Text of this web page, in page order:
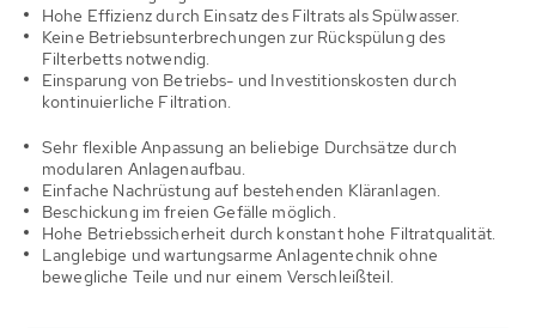
Hohe Effizienz durch Einsatz des Filtrats als Spülwasser.
Keine Betriebsunterbrechungen zur Rückspülung des
Filterbetts notwendig.
Einsparung von Betriebs- und Investitionskosten durch
kontinuierliche Filtration.
Sehr flexible Anpassung an beliebige Durchsätze durch
modularen Anlagenaufbau.
Einfache Nachrüstung auf bestehenden Kläranlagen.
Beschickung im freien Gefälle möglich.
Hohe Betriebssicherheit durch konstant hohe Filtratqualität.
Langlebige und wartungsarme Anlagentechnik ohne
bewegliche Teile und nur einem Verschleißteil.